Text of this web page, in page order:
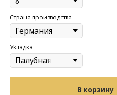
Страна производства
Укладка
В корзину